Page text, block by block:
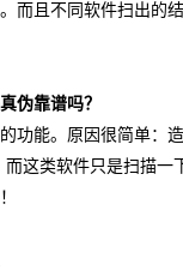
且不同软件扫出的
伪靠谱吗？
能。原因很简单：
而这类软件只是扫描一